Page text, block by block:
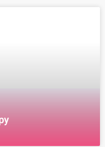
خلالها البويضة